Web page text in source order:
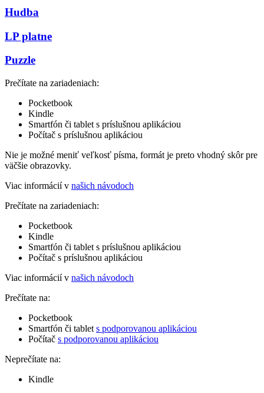
Hudba
LP platne
Puzzle
Prečítate na zariadeniach:
Pocketbook
Kindle
Smartfón či tablet s príslušnou aplikáciou
Počítač s príslušnou aplikáciou
Nie je možné meniť veľkosť písma, formát je preto vhodný skôr pre
väčšie obrazovky.
Viac informácií v našich návodoch
Prečítate na zariadeniach:
Pocketbook
Kindle
Smartfón či tablet s príslušnou aplikáciou
Počítač s príslušnou aplikáciou
Viac informácií v našich návodoch
Prečítate na:
Pocketbook
Smartfón či tablet s podporovanou aplikáciou
Počítač s podporovanou aplikáciou
Neprečítate na:
Kindle